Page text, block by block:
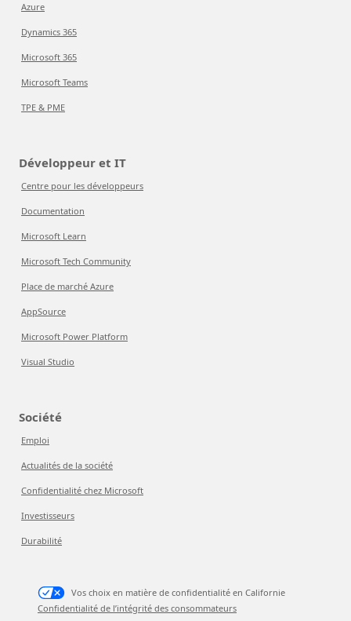
Azure
Dynamics 365
Microsoft 365
Microsoft Teams
TPE & PME
Développeur et IT
Centre pour les développeurs
Documentation
Microsoft Learn
Microsoft Tech Community
Place de marché Azure
AppSource
Microsoft Power Platform
Visual Studio
Société
Emploi
Actualités de la société
Confidentialité chez Microsoft
Investisseurs
Durabilité
Vos choix en matière de confidentialité en Californie
Confidentialité de l’intégrité des consommateurs